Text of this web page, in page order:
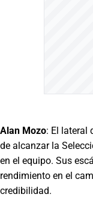
Alan Mozo: El lateral
de alcanzar la
en el equipo. Sus
rendimiento en el
credibilidad.